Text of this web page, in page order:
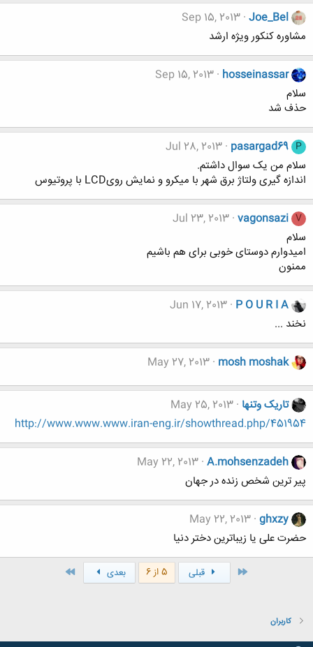
Joe_Bel
Sep 15, 2013
مشاوره کنکور ویژه ارشد
hosseinassar
Sep 15, 2013
سلام
حذف شد
P
pasargad69
Jul 28, 2013
سلام من یک سوال داشتم.
اندازه گیری ولتاژ برق شهر با میکرو و نمایش رویLCD با پروتیوس
V
vagonsazi
Jul 23, 2013
سلام
امیدوارم دوستای خوبی برای هم باشیم
ممنون
P O U R I A
Jun 17, 2013
نخند ...
mosh moshak
May 27, 2013
تاریک وتنها May 25, 2013
http://www.www.www.iran-eng.ir/showthread.php/451954
A.mohsenzadeh
May 22, 2013
پیر ترین شخص زنده در جهان
ghxzy
May 22, 2013
حضرت علی یا زیباترین دختر دنیا
اول قبلی 5 از 6 بعدی
کاربران